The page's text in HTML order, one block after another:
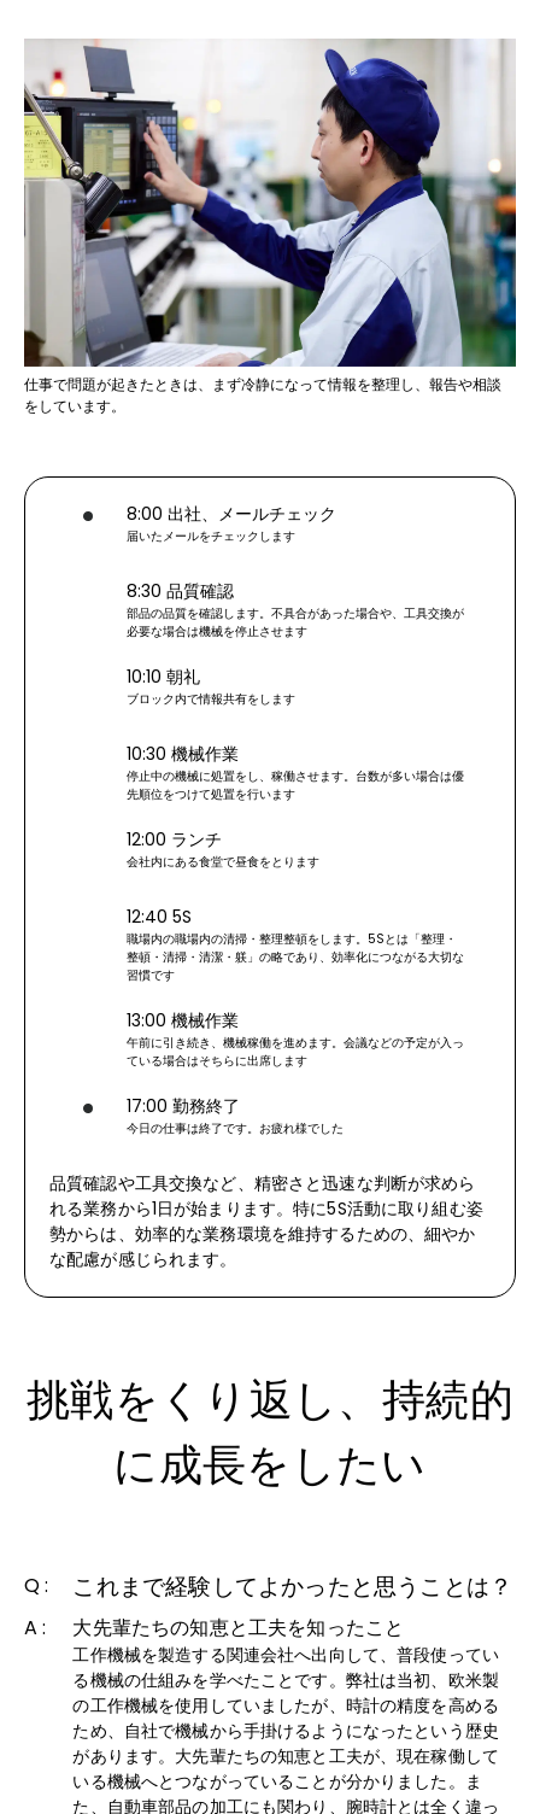
仕事で問題が起きたときは、まず冷静になって情報を整理し、報告や相談
をしています。
8:00 出社、メールチェック
届いたメールをチェックします
8:30 品質確認
部品の品質を確認します。不具合があった場合や、工具交換が
必要な場合は機械を停止させます
10:10 朝礼
ブロック内で情報共有をします
10:30 機械作業
停止中の機械に処置をし、稼働させます。台数が多い場合は優
先順位をつけて処置を行います
12:00 ランチ
会社内にある食堂で昼食をとります
12:40 5S
職場内の職場内の清掃・整理整頓をします。5Sとは「整理・
整頓・清掃・清潔・躾」の略であり、効率化につながる大切な
習慣です
13:00 機械作業
午前に引き続き、機械稼働を進めます。会議などの予定が入っ
ている場合はそちらに出席します
17:00 勤務終了
今日の仕事は終了です。お疲れ様でした
品質確認や工具交換など、精密さと迅速な判断が求めら
れる業務から1日が始まります。特に5S活動に取り組む姿
勢からは、効率的な業務環境を維持するための、細やか
な配慮が感じられます。
挑戦をくり返し、持続的
に成長をしたい
Q : これまで経験してよかったと思うことは？
A : 大先輩たちの知恵と工夫を知ったこと
工作機械を製造する関連会社へ出向して、普段使ってい
る機械の仕組みを学べたことです。弊社は当初、欧米製
の工作機械を使用していましたが、時計の精度を高める
ため、自社で機械から手掛けるようになったという歴史
があります。大先輩たちの知恵と工夫が、現在稼働して
いる機械へとつながっていることが分かりました。ま
た、自動車部品の加工にも関わり、腕時計とは全く違っ